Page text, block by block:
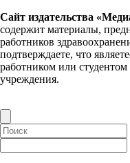
Сайт издательства
содержит материалы,
работников
подтверждаете, что
работником или
учреждения.